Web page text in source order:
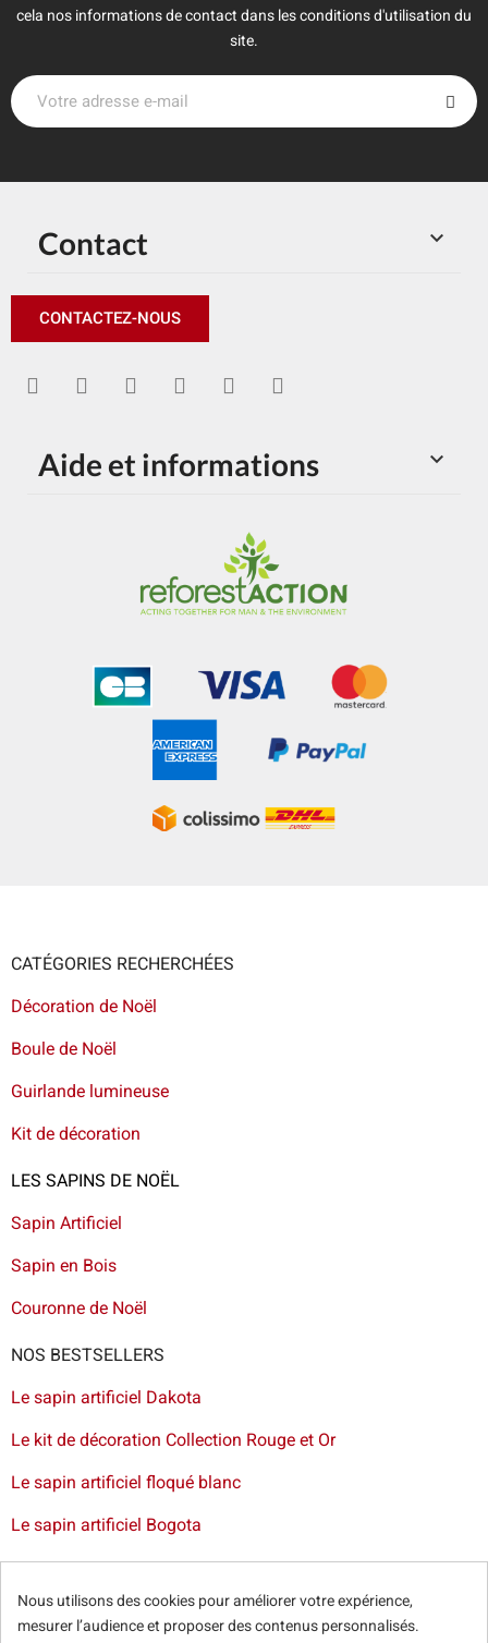
cela nos informations de contact dans les conditions d'utilisation du
site.

Contact
CONTACTEZ-NOUS

Aide et informations
CATÉGORIES RECHERCHÉES
Décoration de Noël
Boule de Noël
Guirlande lumineuse
Kit de décoration
LES SAPINS DE NOËL
Sapin Artificiel
Sapin en Bois
Couronne de Noël
NOS BESTSELLERS
Le sapin artificiel Dakota
Le kit de décoration Collection Rouge et Or
Le sapin artificiel floqué blanc
Le sapin artificiel Bogota
Paris-Livraison de votre sapin à Nantes-Livraison de
sapin artificiel à Bordeaux
Nous utilisons des cookies pour améliorer votre expérience,
mesurer l’audience et proposer des contenus personnalisés.